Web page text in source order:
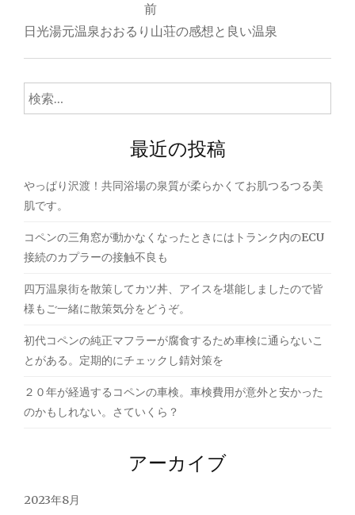
稿
ナ
ビ
ゲ
シ
ョ
ン
前
日光湯元温泉おおるり山荘の感想と良い温泉
検
索:
最近の投稿
やっぱり沢渡！共同浴場の泉質が柔らかくてお肌つるつる美
肌です。
コペンの三角窓が動かなくなったときにはトランク内のECU
接続のカプラーの接触不良も
四万温泉街を散策してカツ丼、アイスを堪能しましたので皆
様もご一緒に散策気分をどうぞ。
初代コペンの純正マフラーが腐食するため車検に通らないこ
とがある。定期的にチェックし錆対策を
２０年が経過するコペンの車検。車検費用が意外と安かった
のかもしれない。さていくら？
アーカイブ
2023年8月